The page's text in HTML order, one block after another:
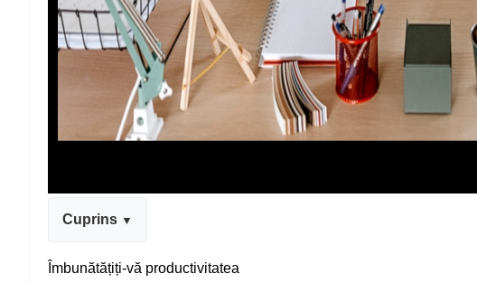
Cuprins
Îmbunătățiți-vă productivitatea